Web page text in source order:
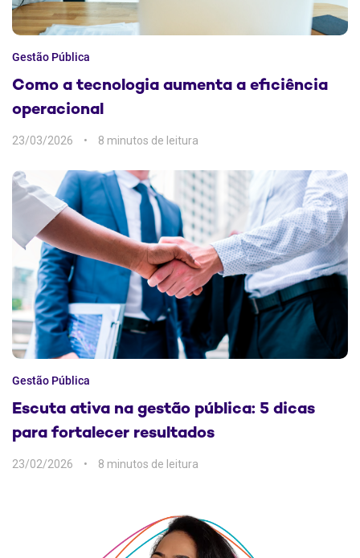
Gestão Pública
Como a tecnologia aumenta a eficiência
operacional
23/03/2026 8 min
Gestão Pública
Escuta ativa na gestão pública: 5 dicas
para fortalecer resultados
23/02/2026 8 min